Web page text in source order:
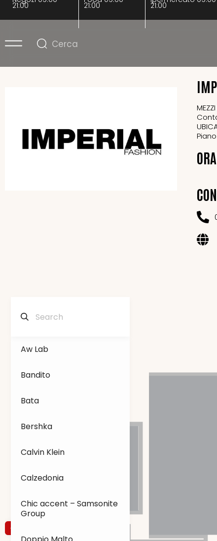
21:00 21:00 21:00
Aw Lab
Bandito
Bata
Bershka
Calvin Klein
Calzedonia
Chic accent – Samsonite
Group